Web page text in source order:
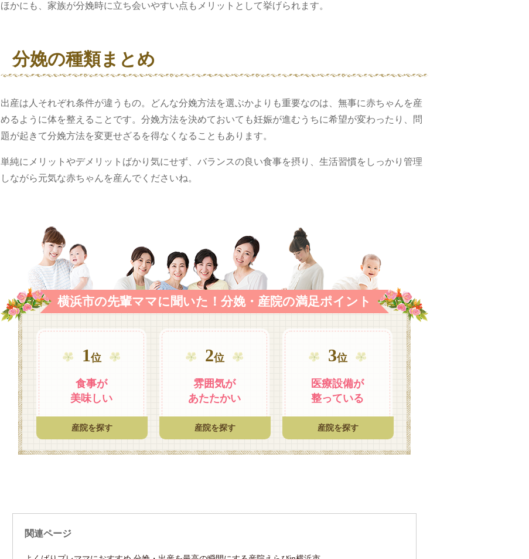
ほかにも、家族が分娩時に立ち会いやすい点もメリットとして挙げられます。
分娩の種類まとめ
出産は人それぞれ条件が違うもの。どんな分娩方法を選ぶかよりも重要なのは、無事に赤ちゃんを産
めるように体を整えることです。分娩方法を決めておいても妊娠が進むうちに希望が変わったり、問
題が起きて分娩方法を変更せざるを得なくなることもあります。
単純にメリットやデメリットばかり気にせず、バランスの良い食事を摂り、生活習慣をしっかり管理
しながら元気な赤ちゃんを産んでくださいね。
横浜市の先輩ママに聞いた！ 分娩・産院の満足ポイント
1位
食事が
美味しい
産院を探す
2位
雰囲気が
あたたかい
産院を探す
3位
医療設備が
整っている
産院を探す
関連ページ